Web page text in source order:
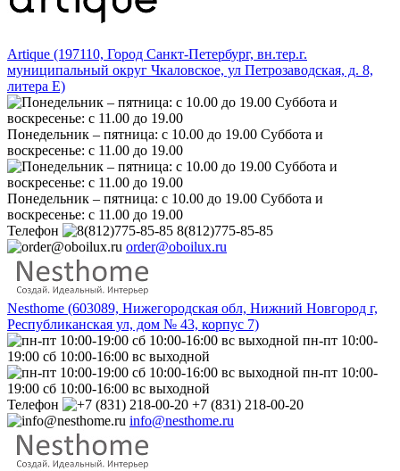
Artique (197110, Город Санкт-Петербург, вн.тер.г.
муниципальный округ Чкаловское, ул Петрозаводская, д. 8,
литера Е)
Понедельник – пятница: с 10.00 до 19.00 Суббота и
воскресенье: с 11.00 до 19.00
Понедельник – пятница: с 10.00 до 19.00 Суббота и
воскресенье: с 11.00 до 19.00
Телефон
8(812)775-85-85
order@oboilux.ru
Nesthome (603089, Нижегородская обл, Нижний Новгород г,
Республиканская ул, дом № 43, корпус 7)
пн-пт 10:00-
19:00 сб 10:00-16:00 вс выходной
пн-пт 10:00-
19:00 сб 10:00-16:00 вс выходной
Телефон
+7 (831) 218-00-20
info@nesthome.ru